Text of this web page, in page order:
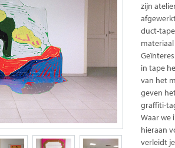
zijn
duct-
in tape
van het
geven
graffiti-
Waar we
hieraan
verleidt